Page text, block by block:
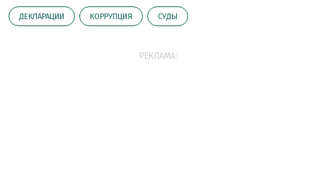
ДЕКЛАРАЦИИ КОРРУПЦИЯ СУДЫ
РЕКЛАМА: